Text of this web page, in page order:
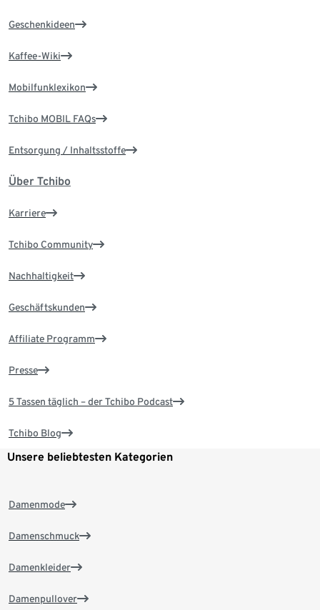
Geschenkideen
Kaffee-Wiki
Mobilfunklexikon
Tchibo MOBIL FAQs
Entsorgung / Inhaltsstoffe
Über Tchibo
Karriere
Tchibo Community
Nachhaltigkeit
Geschäftskunden
Affiliate Programm
Presse
5 Tassen täglich – der Tchibo Podcast
Tchibo Blog
Unsere beliebtesten Kategorien
Damenmode
Damenschmuck
Damenkleider
Damenpullover